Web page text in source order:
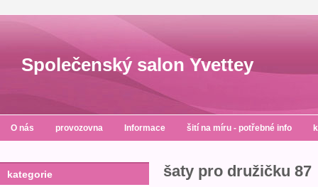
Společenský salon Yvettey
O nás provozovna Informace šití na míru - potřebné info
kategorie šaty pro družičku 87